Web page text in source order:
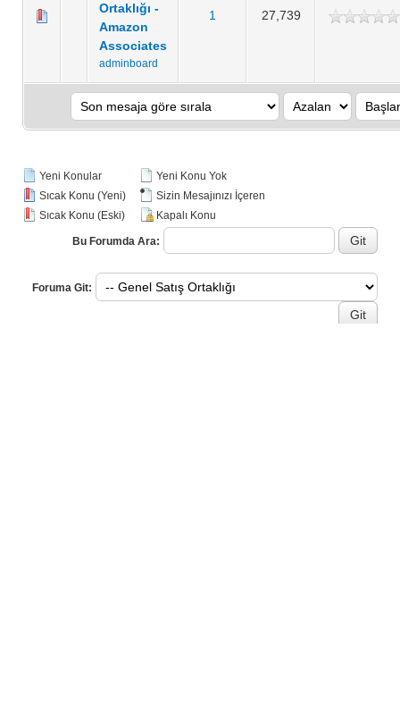
Ortaklığı -
Amazon
Associates
adminboard
1 27,739
Yeni Konular
Sıcak Konu (Yeni)
Sıcak Konu (Eski)
Yeni Konu Yok
Sizin Mesajınızı İçeren
Kapalı Konu
Bu Forumda Ara:
Foruma Git: